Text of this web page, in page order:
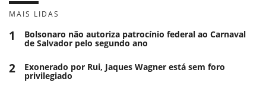
MAIS LIDAS
1 Bolsonaro não autoriza patrocínio federal ao Carnaval
de Salvador pelo segundo ano
2 Exonerado por Rui, Jaques Wagner está sem foro
privilegiado